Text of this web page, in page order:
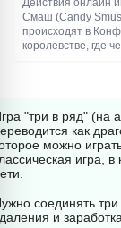
Действия онлайн
Смаш (Candy
происходят в
королевстве, где
каждом уровне
объединять
сладости по три в
Комбинации из
"три в ряд" (на
как
можно
игра,
соединять
и